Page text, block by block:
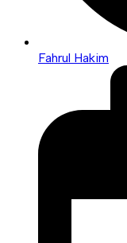
Fahrul Hakim